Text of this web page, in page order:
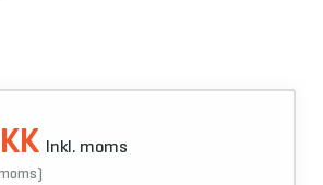
Inkl. moms